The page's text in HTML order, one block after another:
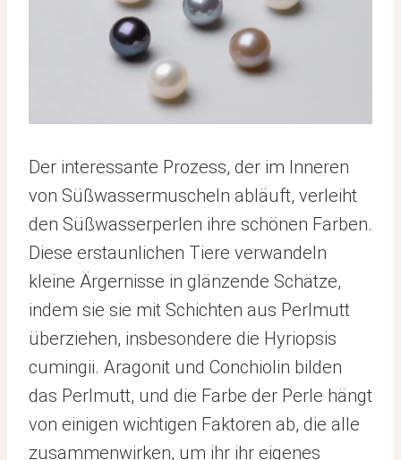
Der interessante Prozess, der im Inneren
von Süßwassermuscheln abläuft, verleiht
den Süßwasserperlen ihre schönen Farben.
Diese erstaunlichen Tiere verwandeln
kleine Ärgernisse in glänzende Schätze,
indem sie sie mit Schichten aus Perlmutt
überziehen, insbesondere die Hyriopsis
cumingii. Aragonit und Conchiolin bilden
das Perlmutt, und die Farbe der Perle hängt
von einigen wichtigen Faktoren ab, die alle
zusammenwirken, um ihr ihr eigenes